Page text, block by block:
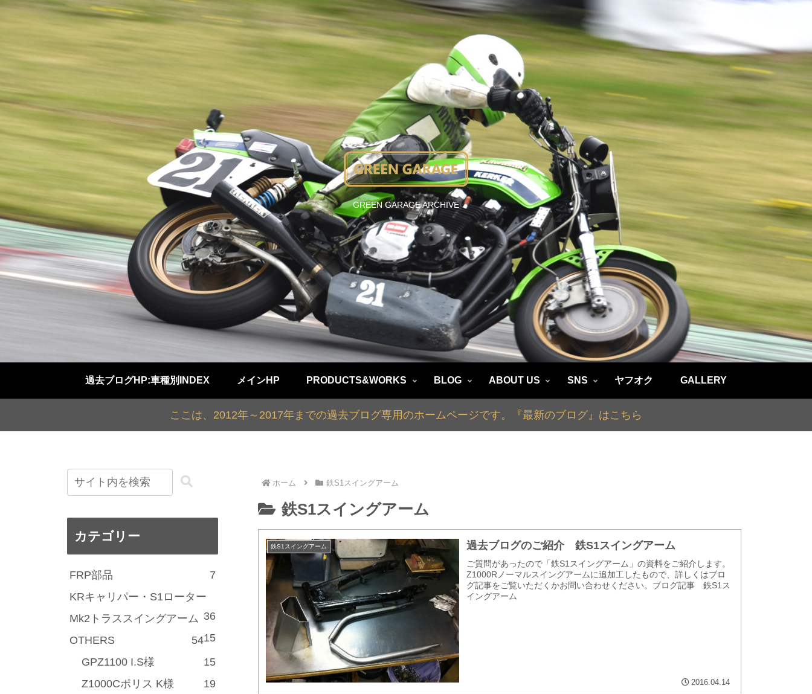
GREEN GARAGE ARCHIVE
過去ブログHP:車種別INDEX メインHP PRODUCTS&WORKS BLOG ABOUT US SNS ヤフオク GALLERY
ここは、2012年～2017年までの過去ブログ専用のホームページです。『最新のブログ』はこちら
ホーム 鉄S1スイングアーム
鉄S1スイングアーム
鉄S1スイングアーム 過去ブログのご紹介 鉄S1スイングアーム
ご質問があったので「鉄S1スイングアーム」の資料をご紹介します。
Z1000Rノーマルスイングアームに追加工したもので、詳しくはブロ
グ記事をご覧いただくかお問い合わせください。ブログ記事 鉄S1ス
イングアーム
2016.04.14
カテゴリー
FRP部品
7
KRキャリパー・S1ローター
36
Mk2トラススイングアーム
15
OTHERS
54
GPZ1100 I.S様
15
Z1000Cポリス K様
19